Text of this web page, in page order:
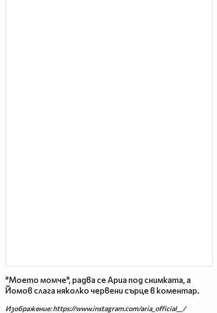
"Моето момче", радва се Ариа под снимката, а
Йомов слага няколко червени сърце в коментар.
Изображение: https://www.instagram.com/aria_official__/